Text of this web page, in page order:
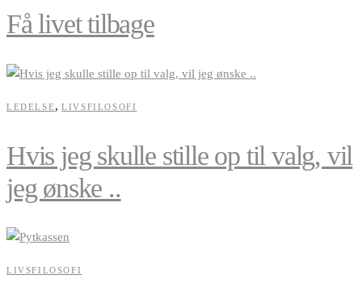
Få livet tilbage
LEDELSE ,LIVSFILOSOFI
Hvis jeg skulle stille op til valg, vil
jeg ønske ..
LIVSFILOSOFI